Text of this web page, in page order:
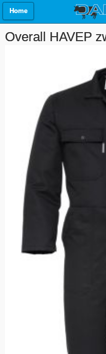
Home
Overall HAVEP